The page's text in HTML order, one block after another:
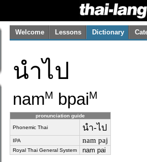
Welcome Lessons Dictionary
นำไป
namM bpaiM
pronunciation guide
Phonemic Thai นำ-ไป
IPA nam paj
Royal Thai General System nam pai